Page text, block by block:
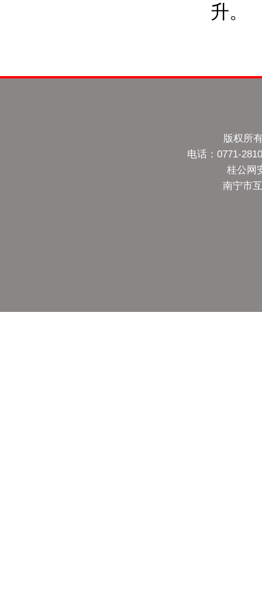
升。
版权所
电话：0771-
桂公网
南宁市